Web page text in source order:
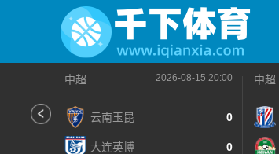
中超 2026-08-15 20:00
云南玉昆 0
大连英博 0
中超